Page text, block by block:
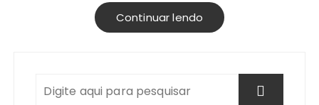
Continuar lendo